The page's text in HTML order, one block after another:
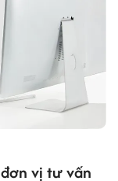
vị tư vấn